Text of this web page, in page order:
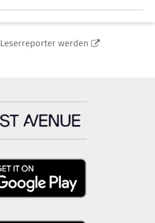
Leserreporter werden